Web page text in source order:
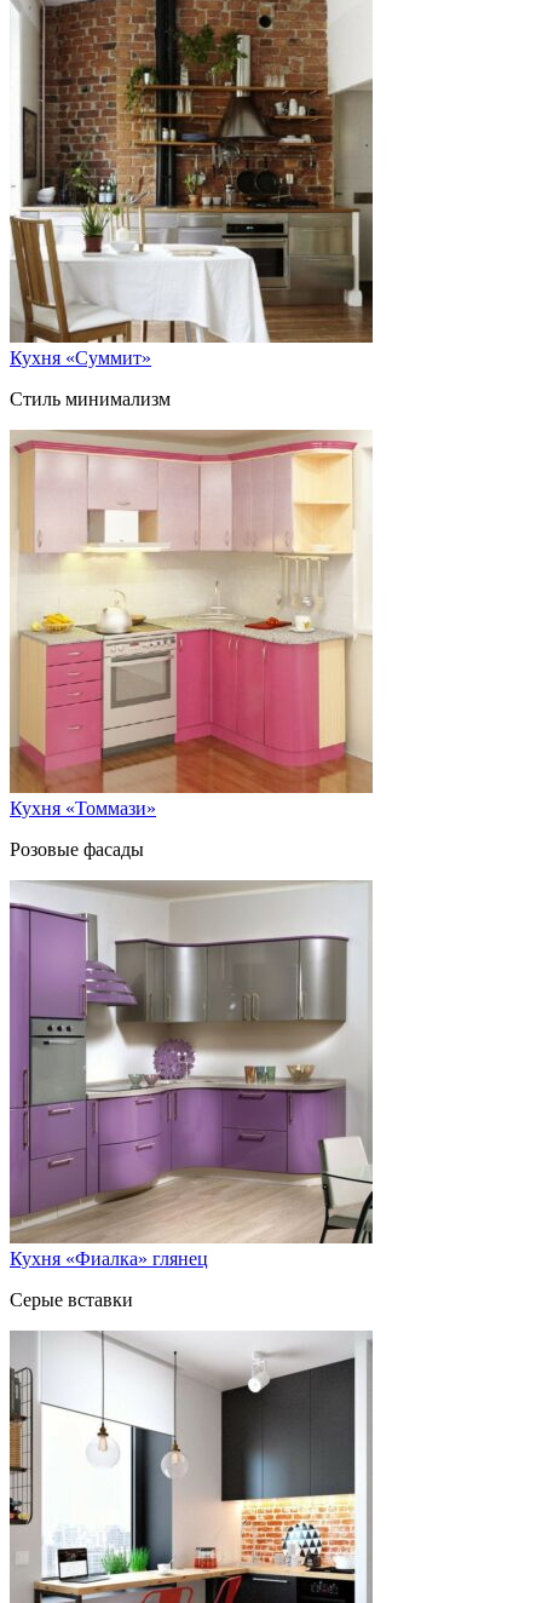
Кухня «Суммит»
Стиль минимализм
Кухня «Томмази»
Розовые фасады
Кухня «Фиалка» глянец
Серые вставки